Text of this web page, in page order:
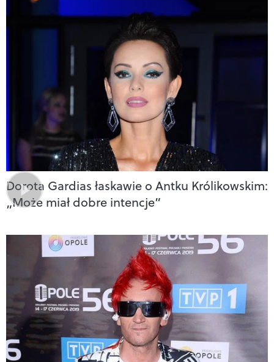
Dorota Gardias łaskawie o Antku Królikowskim:
„Może miał dobre intencje”